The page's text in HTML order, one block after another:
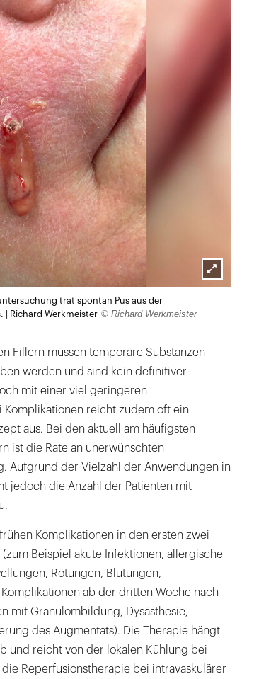
Lightbox
trat spontan Pus aus der
| Richard Werkmeister © Richard Werkmeister
Fillern müssen temporäre Substanzen
werden und sind kein definitiver
mit einer viel geringeren
Komplikationen reicht zudem oft ein
aus. Bei den aktuell am häufigsten
ist die Rate an unerwünschten
Aufgrund der Vielzahl der Anwendungen in
jedoch die Anzahl der Patienten mit
Komplikationen in den ersten zwei
Beispiel akute Infektionen, allergische
Rötungen, Blutungen,
ab der dritten Woche nach
mit Granulombildung, Dysästhesie,
des Augmentats). Die Therapie hängt
und reicht von der lokalen Kühlung bei
Reperfusionstherapie bei intravaskulärer